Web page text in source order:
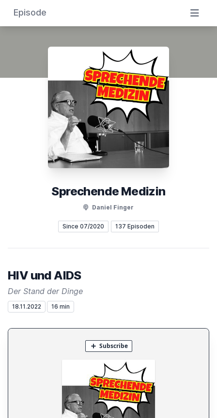
Episode
Sprechende Medizin
Daniel Finger
Since 07/2020 137 Episoden
HIV und AIDS
Der Stand der Dinge
18.11.2022 16 min